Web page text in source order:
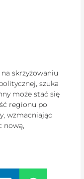
skrzyżowaniu
szuka
może stać się
regionu po
wzmacniając
nową,